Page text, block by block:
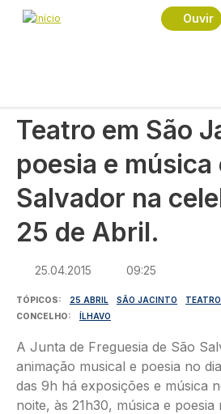
Passar para o conteúdo principal
Ouvir
Navegação
Início
Cultura
Teatro em São Jacinto e
Teatro em São
poesia e música
Salvador na
25 de Abril.
25.04.2015 09:25
TÓPICOS 25 ABRIL SÃO JACINTO TEATRO
CONCELHO
ÍLHAVO
A Junta de Freguesia de São
animação musical e poesia no
das 9h há exposições e música
noite, às 21h30, música e poesia